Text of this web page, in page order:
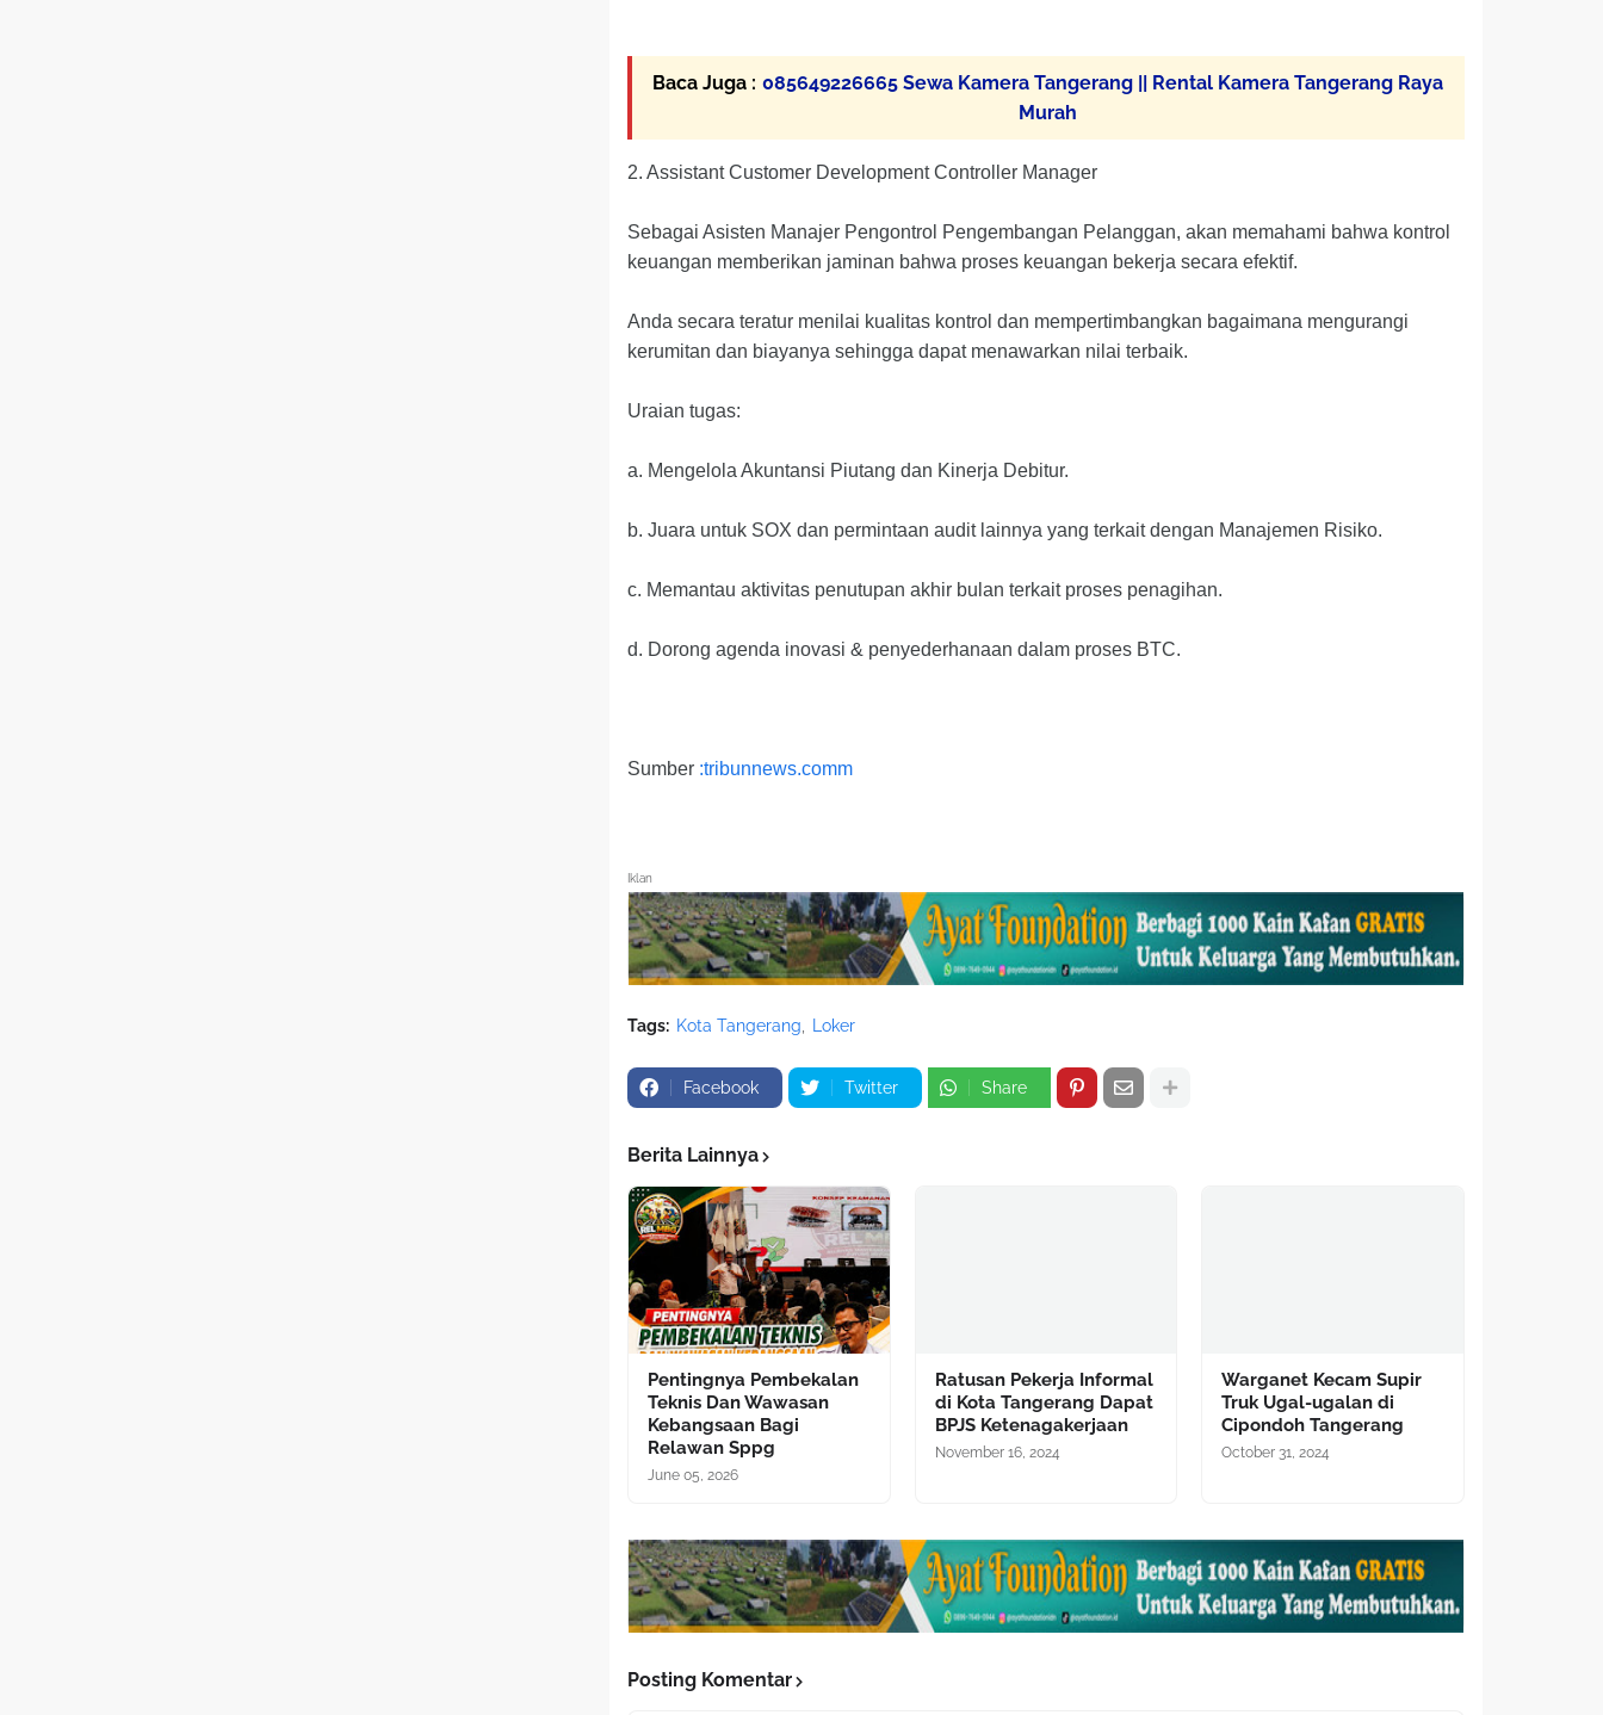
Baca Juga : 085649226665 Sewa Kamera Tangerang || Rental Kamera Tangerang Raya
Murah
2. Assistant Customer Development Controller Manager
Sebagai Asisten Manajer Pengontrol Pengembangan Pelanggan, akan memahami bahwa kontrol
keuangan memberikan jaminan bahwa proses keuangan bekerja secara efektif.
Anda secara teratur menilai kualitas kontrol dan mempertimbangkan bagaimana mengurangi
kerumitan dan biayanya sehingga dapat menawarkan nilai terbaik.
Uraian tugas:
a. Mengelola Akuntansi Piutang dan Kinerja Debitur.
b. Juara untuk SOX dan permintaan audit lainnya yang terkait dengan Manajemen Risiko.
c. Memantau aktivitas penutupan akhir bulan terkait proses penagihan.
d. Dorong agenda inovasi & penyederhanaan dalam proses BTC.
Sumber :tribunnews.comm
Iklan
Tags: Kota Tangerang Loker
Facebook Twitter Share
Berita Lainnya
Pentingnya Pembekalan
Teknis Dan Wawasan
Kebangsaan Bagi
Relawan Sppg
June 05, 2026
Ratusan Pekerja Informal
di Kota Tangerang Dapat
BPJS Ketenagakerjaan
November 16, 2024
Warganet Kecam Supir
Truk Ugal-ugalan di
Cipondoh Tangerang
October 31, 2024
Posting Komentar